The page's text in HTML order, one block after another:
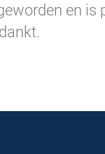
en